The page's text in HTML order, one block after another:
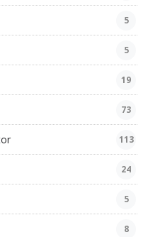
5
5
19
73
113
24
5
8